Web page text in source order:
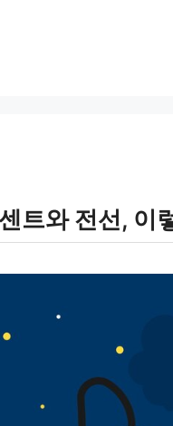
트와 전선, 이